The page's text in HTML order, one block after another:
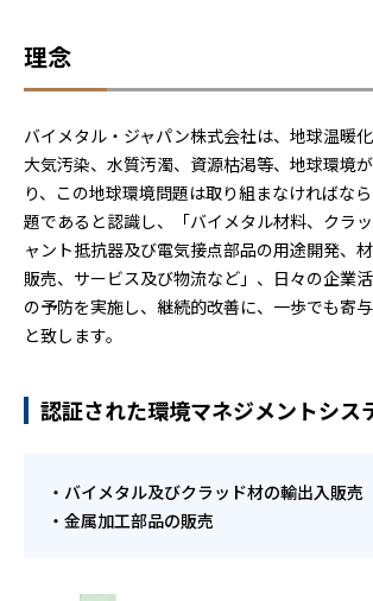
理念
バイメタル・ジャパン株式会社は、地球温暖化
大気汚染、水質汚濁、資源枯渇等、地球環境
り、この地球環境問題は取り組まなければな
題であると認識し、「バイメタル材料、クラ
ャント抵抗器及び電気接点部品の用途開発、材
販売、サービス及び物流など」、日々の企業
の予防を実施し、継続的改善に、一歩でも寄
と致します。
認証された環境マネジメントシス
バイメタル及びクラッド材の輸出入販売
金属加工部品の販売